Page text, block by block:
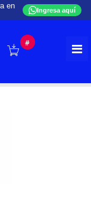
en
Ingresa aquí
#